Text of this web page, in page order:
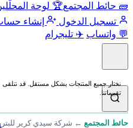
🧱 حائط المجتمع🏆 لوحة
تسجيل الدخول
إنشاء
💬 واتساب ✈️ تليجرام
نختار جميع المنتجات بشكل مستقل. قد
تقييماتنا.
حائط المجتمع ← شركة سيدي كرير